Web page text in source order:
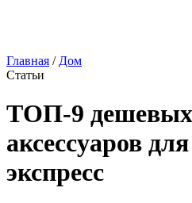
Главная / Дом
Статьи
ТОП-9 дешевых
аксессуаров
экспресс